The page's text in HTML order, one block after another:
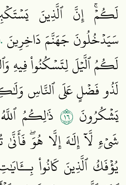
لَكُمۡۚ إِنَّ ٱلَّذِينَ
سَيَدۡخُلُونَ جَهَنَّمَ دَاخِرِينَ
لَكُمُ ٱلَّيۡلَ لِتَسۡكُنُواْ فِيهِ
لَذُو فَضۡلٍ عَلَى ٱلنَّاسِ
يَشۡكُرُونَ ٦١ ذَٰلِكُمُ
شَيۡءٖ لَّآ إِلَٰهَ إِلَّا هُوَۖ
يُؤۡفَكُ ٱلَّذِينَ كَانُواْ